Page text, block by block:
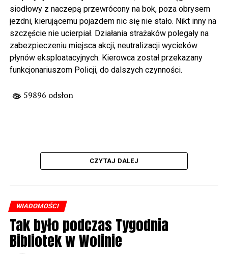
siodłowy z naczepą przewrócony na bok, poza obrysem
jezdni, kierującemu pojazdem nic się nie stało. Nikt inny na
szczęście nie ucierpiał. Działania strażaków polegały na
zabezpieczeniu miejsca akcji, neutralizacji wycieków
płynów eksploatacyjnych. Kierowca został przekazany
funkcjonariuszom Policji, do dalszych czynności.
59896 odsłon
CZYTAJ DALEJ
WIADOMOŚCI
Tak było podczas Tygodnia
Bibliotek w Wolinie